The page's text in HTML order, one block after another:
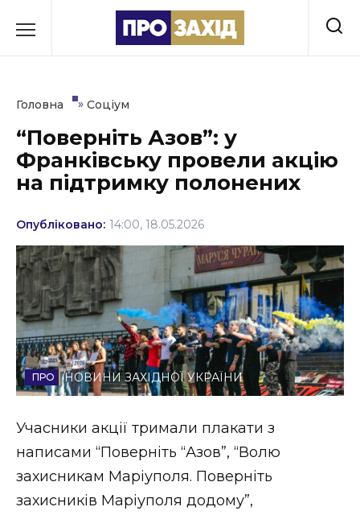
до
Культура
Освіта
Події
Політика
Соціум
Спорт
Стиль життя
Втрачений Ужгород (відеоверсія)
Головна » Соціум
“Поверніть Азов”: у
Франківську провели акцію
на підтримку полонених
Опубліковано: 14:00, 18.05.2026
НОВИНИ ЗАХІДНОЇ УКРАЇНИ
Учасники акції тримали плакати з
написами “Поверніть “Азов”, “Волю
захисникам Маріуполя. Поверніть
захисників Маріуполя додому”,